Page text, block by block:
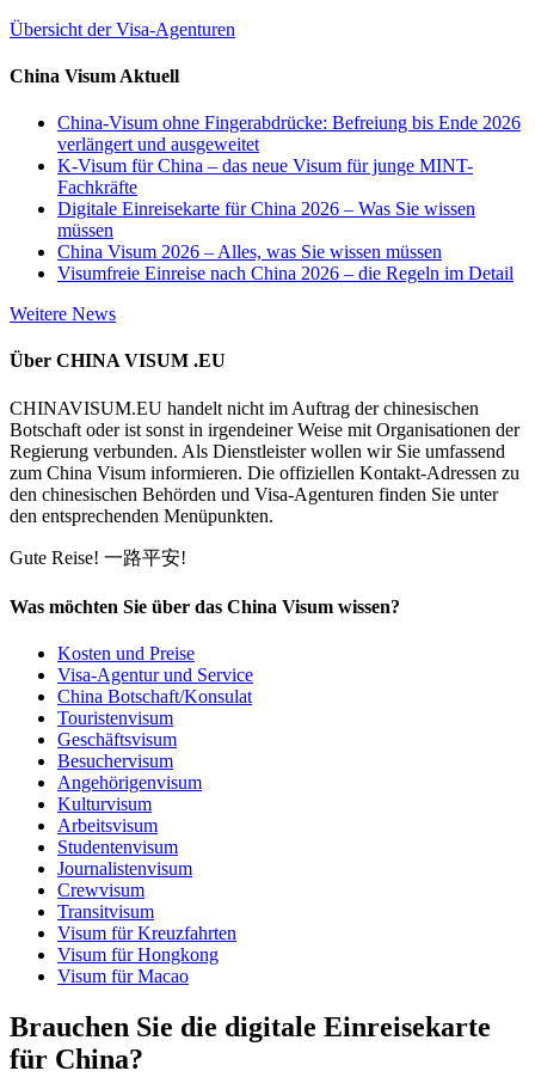
Übersicht der Visa-Agenturen
China Visum Aktuell
China-Visum ohne Fingerabdrücke: Befreiung bis Ende 2026
verlängert und ausgeweitet
K-Visum für China – das neue Visum für junge MINT-
Fachkräfte
Digitale Einreisekarte für China 2026 – Was Sie wissen
müssen
China Visum 2026 – Alles, was Sie wissen müssen
Visumfreie Einreise nach China 2026 – die Regeln im Detail
Weitere News
Über CHINA VISUM .EU
CHINAVISUM.EU handelt nicht im Auftrag der chinesischen
Botschaft oder ist sonst in irgendeiner Weise mit Organisationen der
Regierung verbunden. Als Dienstleister wollen wir Sie umfassend
zum China Visum informieren. Die offiziellen Kontakt-Adressen zu
den chinesischen Behörden und Visa-Agenturen finden Sie unter
den entsprechenden Menüpunkten.
Gute Reise! 一路平安!
Was möchten Sie über das China Visum wissen?
Kosten und Preise
Visa-Agentur und Service
China Botschaft/Konsulat
Touristenvisum
Geschäftsvisum
Besuchervisum
Angehörigenvisum
Kulturvisum
Arbeitsvisum
Studentenvisum
Journalistenvisum
Crewvisum
Transitvisum
Visum für Kreuzfahrten
Visum für Hongkong
Visum für Macao
Brauchen Sie die digitale Einreisekarte
für China?